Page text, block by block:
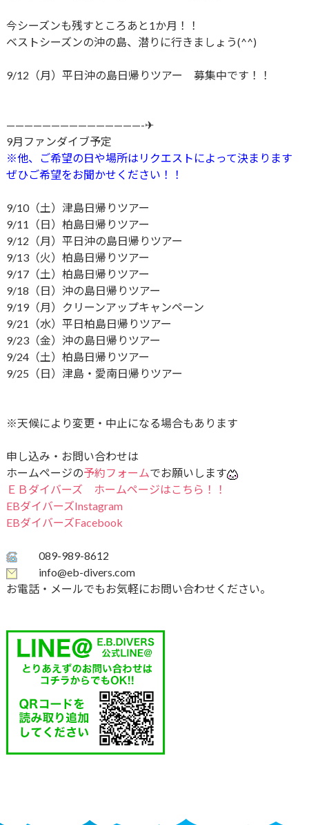
今シーズンも残すところあと1か月！！
ベストシーズンの沖の島、潜りに行きましょう(^^)
9/12（月）平日沖の島日帰りツアー 募集中です！！
———————————————-✈
9月ファンダイブ予定
※他、ご希望の日や場所はリクエストによって決まります
ぜひご希望をお聞かせください！！
9/10（土）津島日帰りツアー
9/11（日）柏島日帰りツアー
9/12（月）平日沖の島日帰りツアー
9/13（火）柏島日帰りツアー
9/17（土）柏島日帰りツアー
9/18（日）沖の島日帰りツアー
9/19（月）クリーンアップキャンペーン
9/21（水）平日柏島日帰りツアー
9/23（金）沖の島日帰りツアー
9/24（土）柏島日帰りツアー
9/25（日）津島・愛南日帰りツアー
※天候により変更・中止になる場合もあります
申し込み・お問い合わせは
ホームページの予約フォームでお願いします
ＥＢダイバーズ ホームページはこちら！！
EBダイバーズInstagram
EBダイバーズFacebook
089-989-8612
info@eb-divers.com
お電話・メールでもお気軽にお問い合わせください。